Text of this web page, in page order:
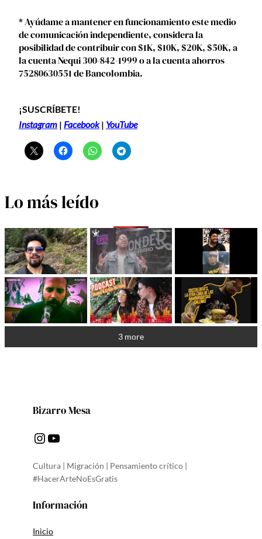
* Ayúdame a mantener en funcionamiento este medio
de comunicación independiente, considera la
posibilidad de contribuir con $1K, $10K, $20K, $50K, a
la cuenta Nequi 300-842-1999 o a la cuenta ahorros
75280630551 de Bancolombia.
¡SUSCRÍBETE!
Instagram | Facebook| YouTube
Lo más leído
3 more
Bizarro Mesa
Instagram YouTube
Cultura | Migración | Pensamiento crítico |
#HacerArteNoEsGratis
Información
Inicio